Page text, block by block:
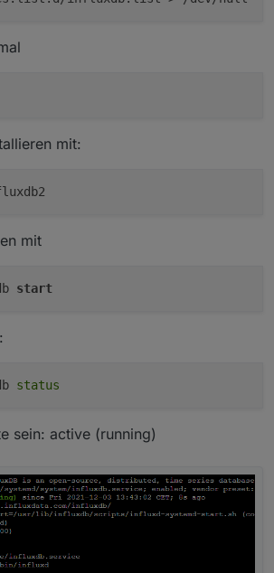
mit:
mit
start
status
sein: active (running)